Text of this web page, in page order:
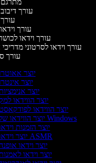
עורך
עורך
עורך וידאו
עורך וידאו לסרטוני
עורך
יוצר
יוצר
יוצר
יוצר הווידאו
יוצר הווידאו
יוצר הווידאו של Windows
יוצר הזמנות
יוצר וידאו ASMR
יוצר וידאו
יוצר וידאו